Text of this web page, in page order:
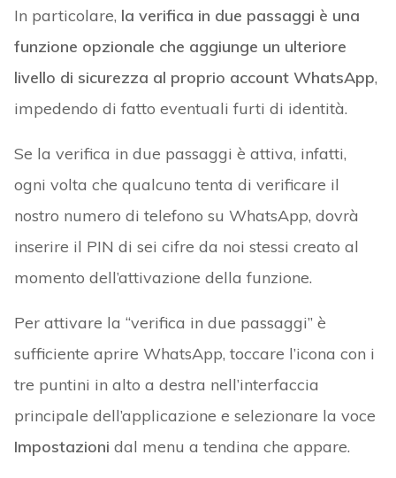
In particolare, la verifica in due passaggi è una
funzione opzionale che aggiunge un ulteriore
livello di sicurezza al proprio account WhatsApp,
impedendo di fatto eventuali furti di identità.
Se la verifica in due passaggi è attiva, infatti,
ogni volta che qualcuno tenta di verificare il
nostro numero di telefono su WhatsApp, dovrà
inserire il PIN di sei cifre da noi stessi creato al
momento dell’attivazione della funzione.
Per attivare la “verifica in due passaggi” è
sufficiente aprire WhatsApp, toccare l’icona con i
tre puntini in alto a destra nell’interfaccia
principale dell’applicazione e selezionare la voce
Impostazioni dal menu a tendina che appare.